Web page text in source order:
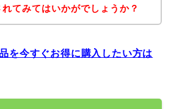
てみてはいかがでしょうか？
を今すぐお得に購入したい方は